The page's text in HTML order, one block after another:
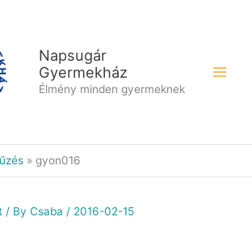
Napsugár
Gyermekház
Élmény minden gyermeknek
gyon016
/ By Csaba / 2016-02-15